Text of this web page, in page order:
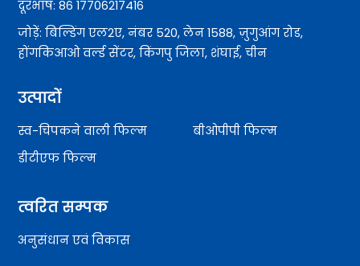
दूरभाष: 86 17706217416
जोड़ें: बिल्डिंग एल2ए, नंबर 520, लेन 1588, ज़ुगुआंग रोड,
होंगकिआओ वर्ल्ड सेंटर, किंगपु जिला, शंघाई, चीन
उत्पादों
स्व-चिपकने वाली फिल्म
बीओपीपी फिल्म
डीटीएफ फिल्म
त्वरित सम्पक
अनुसंधान एवं विकास